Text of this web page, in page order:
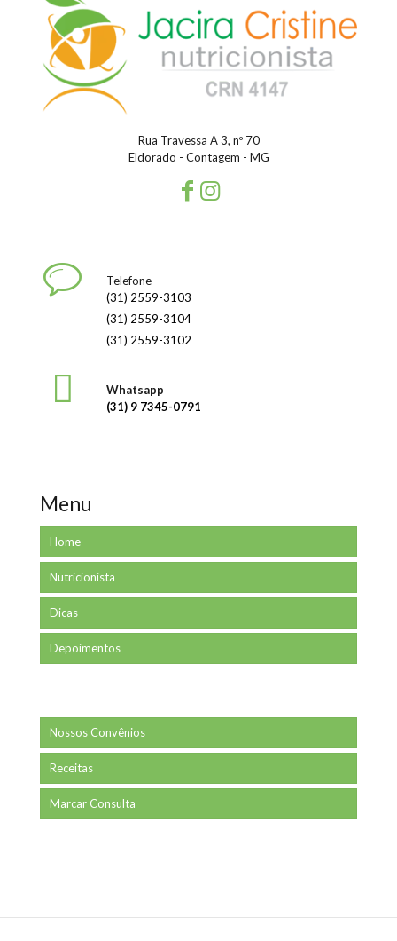
Rua Travessa A 3, nº 70
Eldorado - Contagem - MG
Telefone
(31) 2559-3103
(31) 2559-3104
(31) 2559-3102
Whatsapp
(31) 9 7345-0791
Menu
Home
Nutricionista
Dicas
Depoimentos
Nossos Convênios
Receitas
Marcar Consulta